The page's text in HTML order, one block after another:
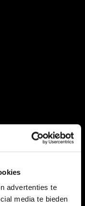
advertenties te
media te bieden